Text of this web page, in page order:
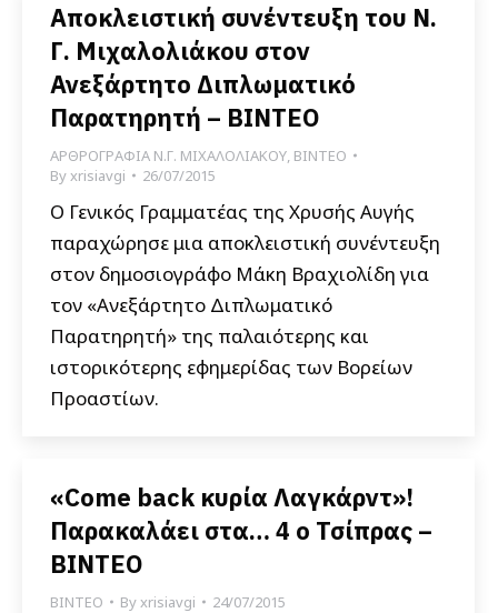
Αποκλειστική συνέντευξη του Ν.
Γ. Μιχαλολιάκου στον
Ανεξάρτητο Διπλωματικό
Παρατηρητή – ΒΙΝΤΕΟ
ΑΡΘΡΟΓΡΑΦΙΑ Ν.Γ. ΜΙΧΑΛΟΛΙΑΚΟΥ, ΒΙΝΤΕΟ
Byxrisiavgi 26/07/2015
Ο Γενικός Γραμματέας της Χρυσής Αυγής
παραχώρησε μια αποκλειστική συνέντευξη
στον δημοσιογράφο Μάκη Βραχιολίδη για
τον «Ανεξάρτητο Διπλωματικό
Παρατηρητή» της παλαιότερης και
ιστορικότερης εφημερίδας των Βορείων
Προαστίων.
«Come back κυρία Λαγκάρντ»!
Παρακαλάει στα… 4 ο Τσίπρας –
ΒΙΝΤΕΟ
ΒΙΝΤΕΟ Byxrisiavgi 24/07/2015